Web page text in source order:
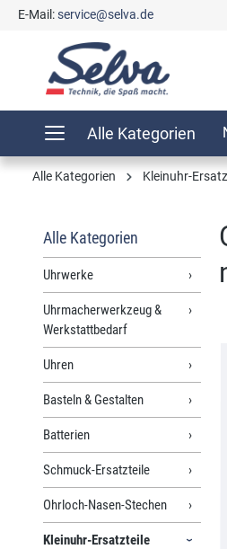
Zur Hauptnavigation
E-Mail:service@selva.de
Alle Kategorien
Alle Kategorien Kleinuhr-
Alle Kategorien
Uhrwerke
Uhrmacherwerkzeug &
Werkstattbedarf
Uhren
Basteln & Gestalten
Batterien
Schmuck-Ersatzteile
Ohrloch-Nasen-Stechen
Kleinuhr-Ersatzteile